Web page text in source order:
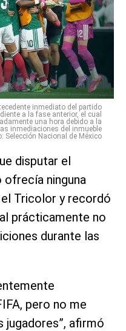
inmediato del partido
a la fase anterior, el cual
una hora debido a la
inmediaciones del inmueble
Selección Nacional de México
disputar el
ofrecía ninguna
Tricolor y recordó
prácticamente no
durante las
pero no me
jugadores”, afirmó